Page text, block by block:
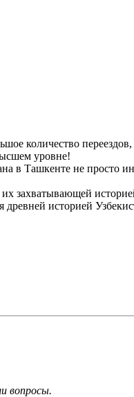
количество
уровне!
в Ташкенте не просто
захватывающей
историей
вопросы.